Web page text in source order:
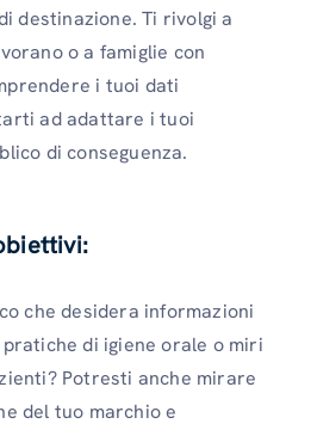
destinazione. Ti rivolgi a
o a famiglie con
i tuoi dati
ad adattare i tuoi
di conseguenza.
che desidera informazioni
di igiene orale o miri
Potresti anche mirare
del tuo marchio e